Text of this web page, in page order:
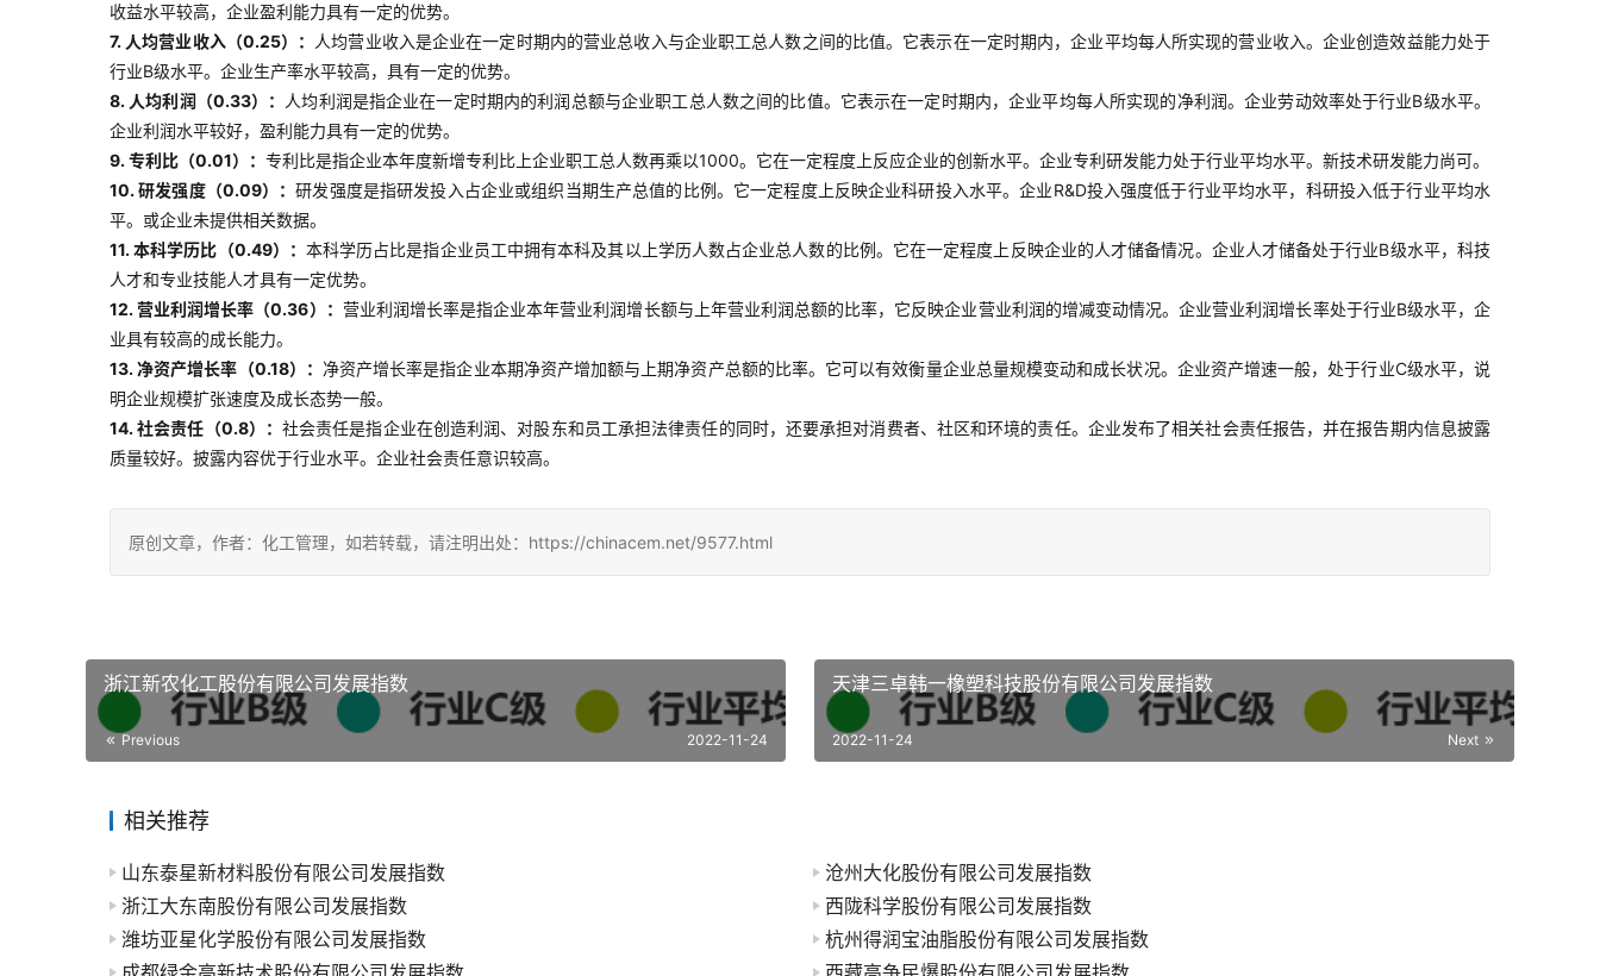
收益水平较高，企业盈利能力具有一定的优势。
7. 人均营业收入（0.25）：
人均营业收入是企业在一定时期内的营业总收入与企业职工总人数之间的比值。它表示在一定时期内，企业平均每人所实现的营业收入。企业创造效益能力处于
行业B级水平。企业生产率水平较高，具有一定的优势。
8. 人均利润（0.33）：
人均利润是指企业在一定时期内的利润总额与企业职工总人数之间的比值。它表示在一定时期内，企业平均每人所实现的净利润。企业劳动效率处于行业B级水平。
企业利润水平较好，盈利能力具有一定的优势。
9. 专利比（0.01）： 专利比是指企业本年度新增专利比上企业职工总人数再乘以1000。它在一定程度上反应企业的创新水平。企业专利研发能力处于行业平均水平。新技术研发能力尚可。
10. 研发强度（0.09）：研发强度是指研发投入占企业或组织当期生产总值的比例。它一定程度上反映企业科研投入水平。企业R&D投入强度低于行业平均水平，科研投入低于行业平均水
平。或企业未提供相关数据。
11. 本科学历比（0.49）： 本科学历占比是指企业员工中拥有本科及其以上学历人数占企业总人数的比例。它在一定程度上反映企业的人才储备情况。企业人才储备处于行业B级水平，科技
人才和专业技能人才具有一定优势。
12. 营业利润增长率（0.36）： 营业利润增长率是指企业本年营业利润增长额与上年营业利润总额的比率，它反映企业营业利润的增减变动情况。企业营业利润增长率处于行业B级水平，企
业具有较高的成长能力。
13. 净资产增长率（0.18）： 净资产增长率是指企业本期净资产增加额与上期净资产总额的比率。它可以有效衡量企业总量规模变动和成长状况。企业资产增速一般，处于行业C级水平，说
明企业规模扩张速度及成长态势一般。
14. 社会责任（0.8）： 社会责任是指企业在创造利润、对股东和员工承担法律责任的同时，还要承担对消费者、社区和环境的责任。企业发布了相关社会责任报告，并在报告期内信息披露
质量较好。披露内容优于行业水平。企业社会责任意识较高。
原创文章，作者：化工管理，如若转载，请注明出处：https://chinacem.net/9577.html
浙江新农化工股份有限公司发展指数
Previous 2022-11-24
天津三卓韩一橡塑科技股份有限公司发展指数
Next
2022-11-24
相关推荐
山东泰星新材料股份有限公司发展指数
沧州大化股份有限公司发展指数
浙江大东南股份有限公司发展指数
西陇科学股份有限公司发展指数
潍坊亚星化学股份有限公司发展指数
杭州得润宝油脂股份有限公司发展指数